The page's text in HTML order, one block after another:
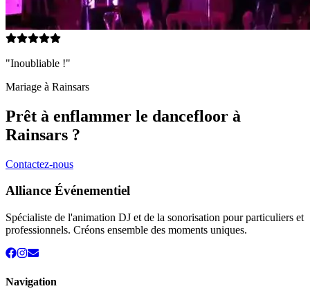
"Inoubliable !"
Mariage à Rainsars
Prêt à enflammer le dancefloor à
Rainsars ?
Contactez-nous
Alliance Événementiel
Spécialiste de l'animation DJ et de la sonorisation pour particuliers et
professionnels. Créons ensemble des moments uniques.
Navigation